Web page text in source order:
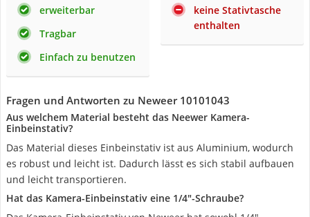
erweiterbar
Tragbar
Einfach zu benutzen
keine Stativtasche
enthalten
Fragen und Antworten zu Neweer 10101043
Aus welchem Material besteht das Neewer Kamera-
Einbeinstativ?
Das Material dieses Einbeinstativ ist aus Aluminium, wodurch
es robust und leicht ist. Dadurch lässt es sich stabil aufbauen
und leicht transportieren.
Hat das Kamera-Einbeinstativ eine 1/4"-Schraube?